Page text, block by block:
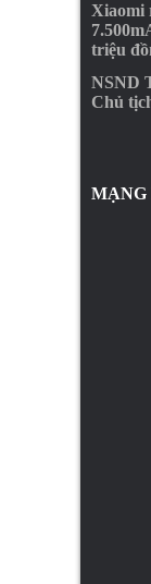
Xiaomi
triệu
NSND
Chủ
MẠNG